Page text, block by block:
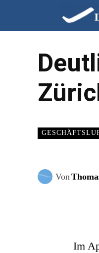
Von
Im